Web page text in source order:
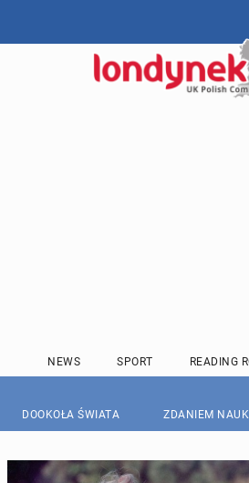
NEWS SPORT READING
DOOKOŁA ŚWIATA ZDANIEM